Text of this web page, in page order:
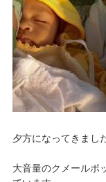
夕方になってきまし
大音量のクメールポ